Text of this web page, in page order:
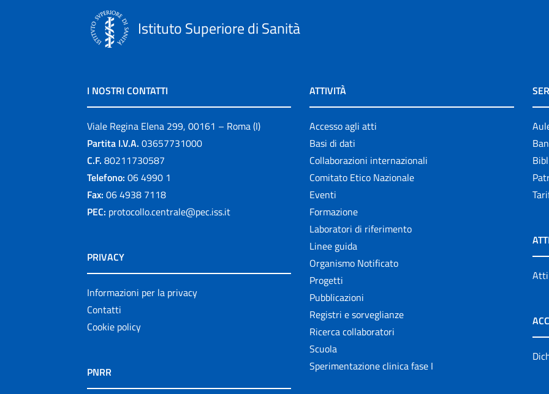
Istituto Superiore di Sanità
I NOSTRI CONTATTI
Viale Regina Elena 299, 00161 – Roma (I)
Partita I.V.A. 03657731000
C.F. 80211730587
Telefono: 06 4990 1
Fax: 06 4938 7118
PEC: protocollo.centrale@pec.iss.it
PRIVACY
Informazioni per la privacy
Contatti
Cookie policy
PNRR
ATTIVITÀ
Accesso agli atti
Basi di dati
Collaborazioni internazionali
Comitato Etico Nazionale
Eventi
Formazione
Laboratori di riferimento
Linee guida
Organismo Notificato
Progetti
Pubblicazioni
Registri e sorveglianze
Ricerca collaboratori
Scuola
Sperimentazione clinica fase I
Atti